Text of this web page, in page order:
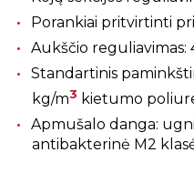
Porankiai pritvirtinti
Aukščio reguliavimas:
Standartinis
kg/m3 kietumo
Apmušalo danga:
antibakterinė M2